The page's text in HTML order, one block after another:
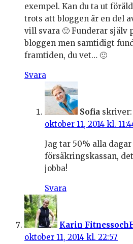
exempel. Kan du ta ut
trots att bloggen är en del
vill svara 🙂 Funderar själv
bloggen men samtidigt
framtiden, du vet… 🙂
Svara
Sofia skriver:
oktober 11, 2014 kl.
Jag tar 50% alla
försäkringskassan,
jobba!
Svara
Karin
oktober 11, 2014 kl. 22:57